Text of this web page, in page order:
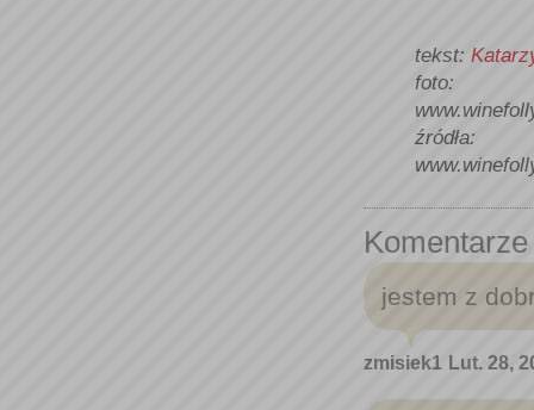
tekst:
foto:
źródła:
Komentarze
jestem z
zmisiek1 Lut. 28,